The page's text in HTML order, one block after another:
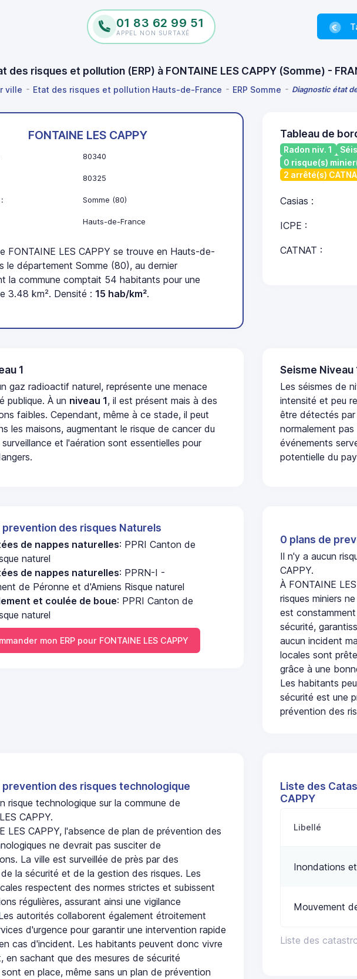
01 83 62 99 51
APPEL NON SURTAXÉ
des risques et pollution (ERP) à FONTAINE LES CAPPY (Somme) -
ville Etat des risques et pollution Hauts-de-France ERP Somme Diagnostic état
FONTAINE LES CAPPY
80340
80325
Somme (80)
Hauts-de-France
FONTAINE LES CAPPY se trouve en Hauts-de-
le département Somme (80), au dernier
la commune comptait 54 habitants pour une
3.48 km². Densité : 15 hab/km².
Tableau de
Radon niv. 1
0 risque(s)
2 arrêté(s)
Casias :
ICPE :
CATNAT :
1
gaz radioactif naturel, représente une menace
publique. À un niveau 1, il est présent mais à des
faibles. Cependant, même à ce stade, il peut
les maisons, augmentant le risque de cancer du
et l'aération sont essentielles pour
Seisme Niveau
Les séismes de
intensité et peu
être détectés par
normalement
événements
potentielle du
prevention des risques Naturels
de nappes naturelles: PPRI Canton de
naturel
de nappes naturelles: PPRN-I -
de Péronne et d'Amiens Risque naturel
et coulée de boue: PPRI Canton de
naturel
mon ERP pour FONTAINE LES CAPPY
0 plans de
Il n'y a aucun
CAPPY.
À FONTAINE
risques miniers
est
sécurité,
aucun incident
locales sont
grâce à une
Les habitants
sécurité est une
prévention des
prevention des risques technologique
risque technologique sur la commune de
CAPPY.
LES CAPPY, l'absence de plan de prévention des
ne devrait pas susciter de
La ville est surveillée de près par des
la sécurité et de la gestion des risques. Les
respectent des normes strictes et subissent
régulières, assurant ainsi une vigilance
autorités collaborent également étroitement
d'urgence pour garantir une intervention rapide
cas d'incident. Les habitants peuvent donc vivre
en sachant que des mesures de sécurité
en place, même sans un plan de prévention
Liste des
CAPPY
Liste des
Libellé
Inondations
Mouvement